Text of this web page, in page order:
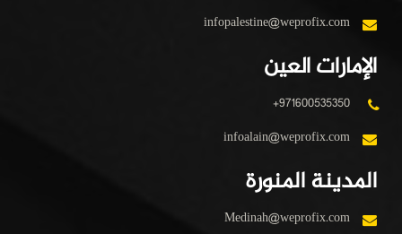
infopalestine@weprofix.com
الإمارات العين
+971600535350
infoalain@weprofix.com
المدينة المنورة
Medinah@weprofix.com